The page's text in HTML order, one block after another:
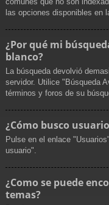
las opciones disponibles en
¿Por qué mi
blanco?
La búsqueda devolvió
servidor. Utilice "Búsqueda
términos y foros de su
¿Cómo busco
Pulse en el enlace
usuario".
¿Como se puede
temas?